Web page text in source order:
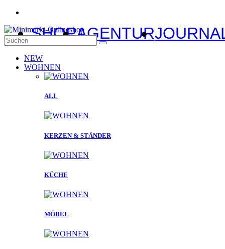
SHOPAGENTUR
NEW
WOHNEN
ALL
KERZEN & STÄNDER
KÜCHE
MÖBEL